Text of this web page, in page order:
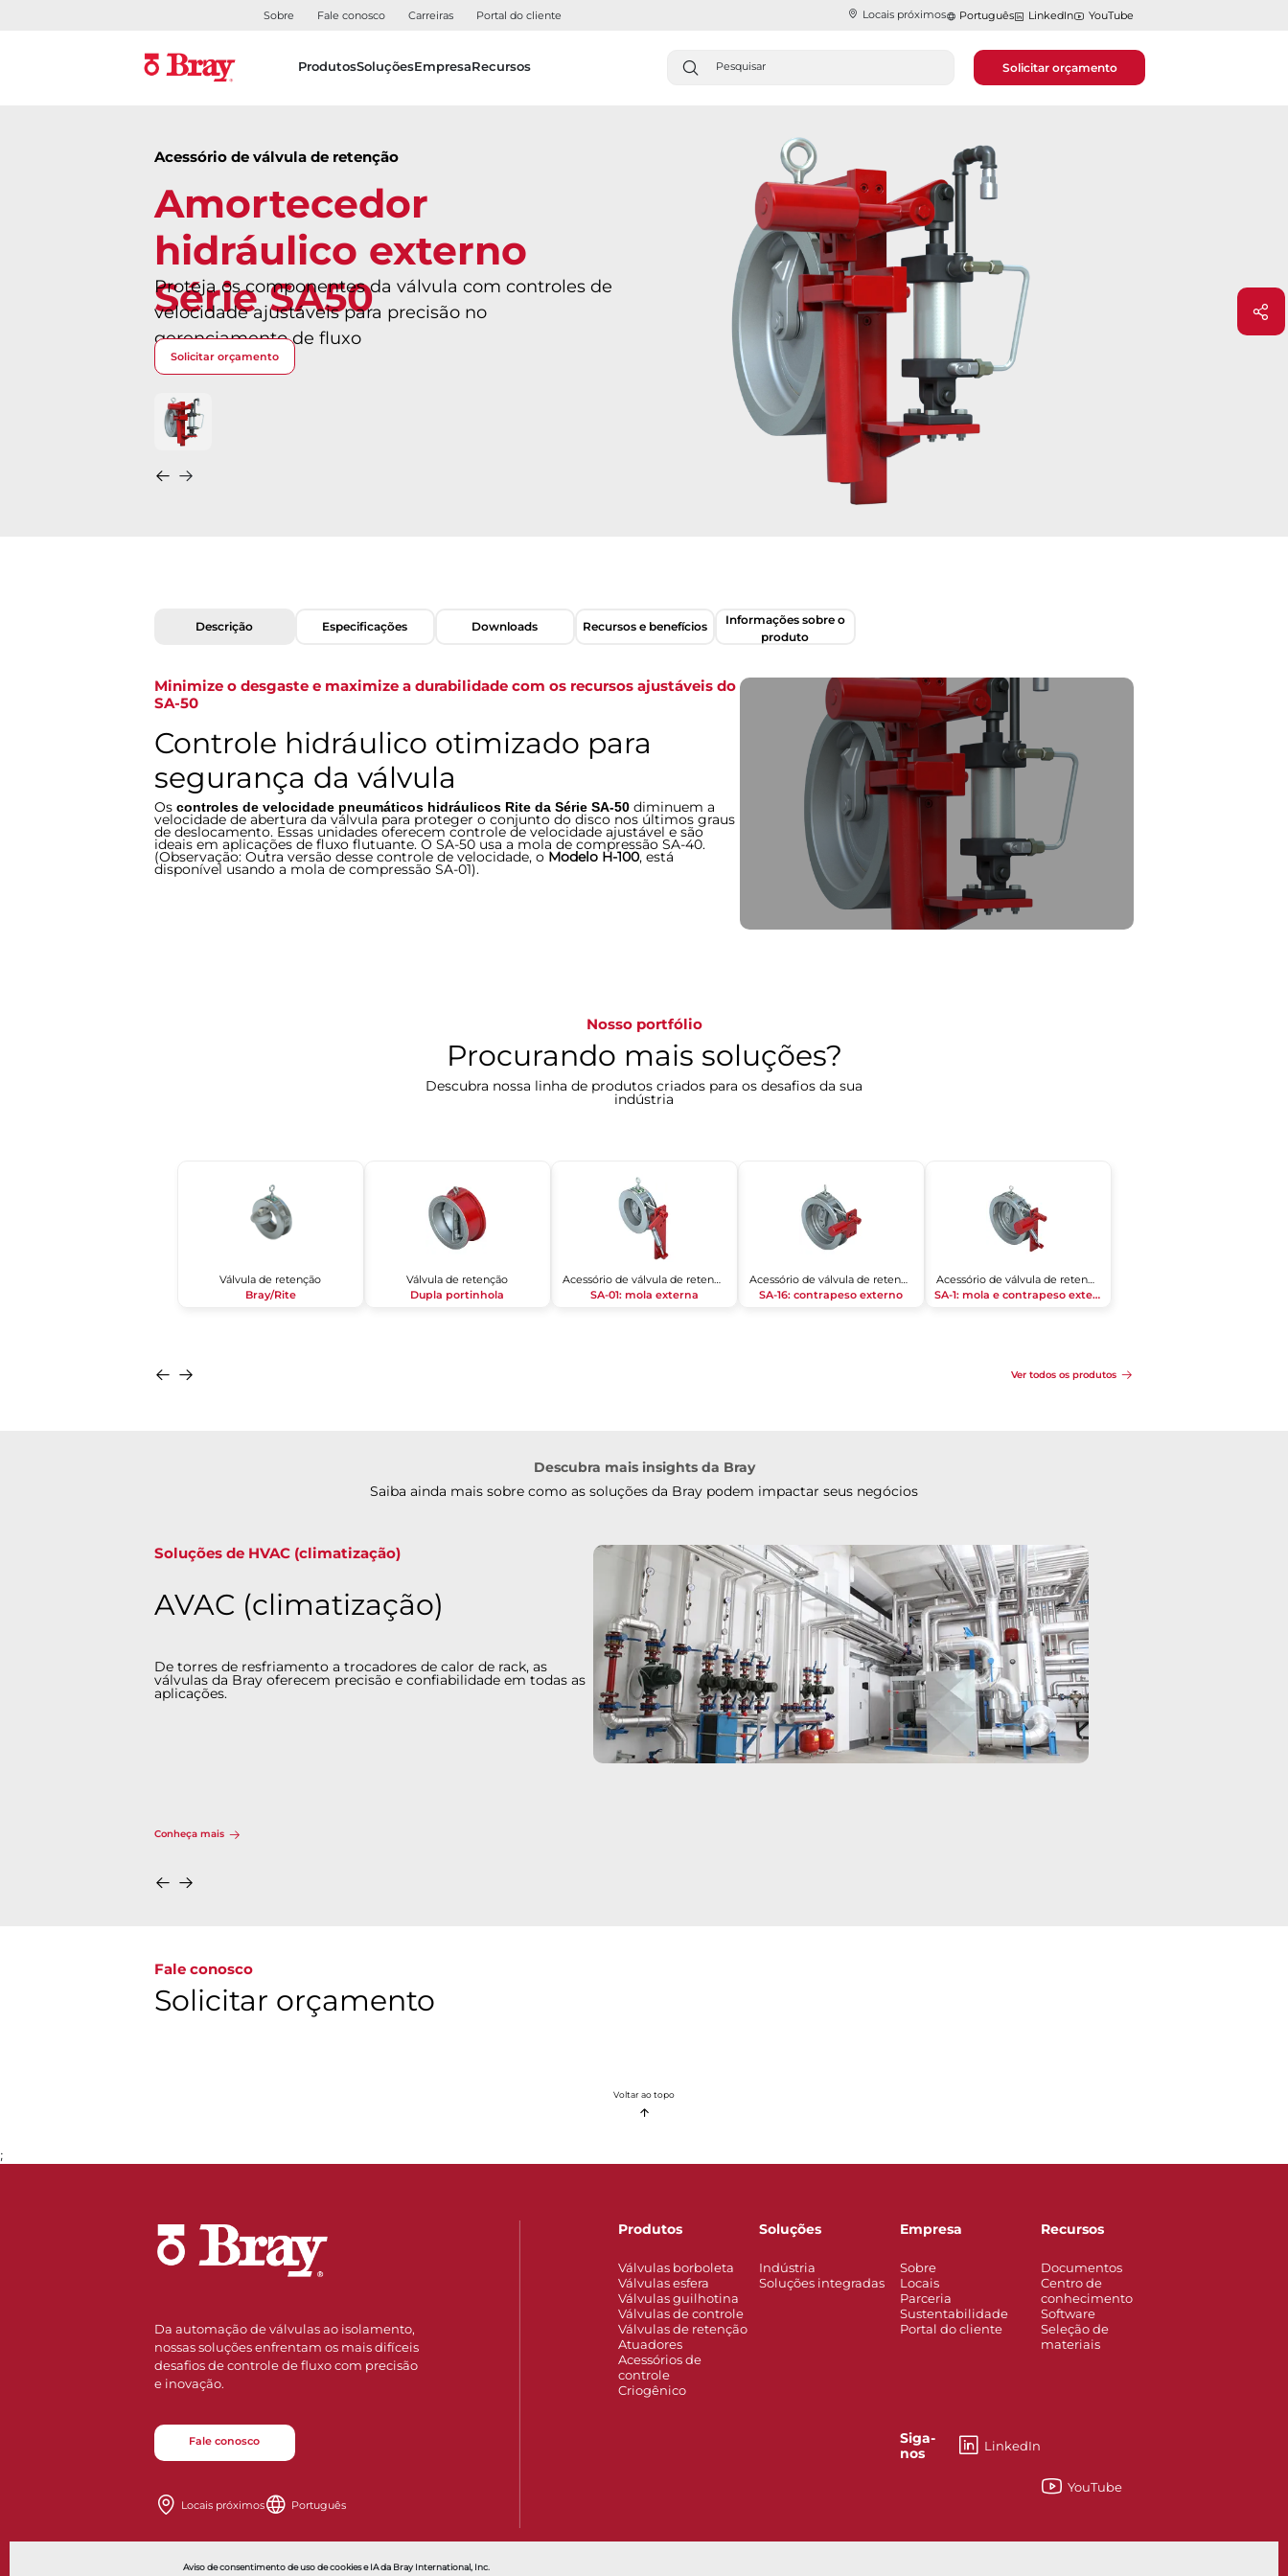
Aviso de consentimento de uso de cookies e IA da Bray International, Inc.
Sobre Fale conosco Carreiras Portal do cliente Locais próximos Português LinkedIn YouTube
ProdutosSoluçõesEmpresaRecursos Solicitar orçamento
Acessório de válvula de retenção
Amortecedor
hidráulico externo
Série SA50
Proteja os componentes da válvula com controles de
velocidade ajustáveis para precisão no
gerenciamento de fluxo
Solicitar orçamento
Descrição Especificações Downloads Recursos e benefícios
Informações sobre o
produto
Minimize o desgaste e maximize a durabilidade com os recursos ajustáveis ​​do
SA-50
Controle hidráulico otimizado para
segurança da válvula
Oscontroles de velocidade pneumáticos hidráulicos Rite da Série SA-50 diminuem a
velocidade de abertura da válvula para proteger o conjunto do disco nos últimos graus
de deslocamento. Essas unidades oferecem controle de velocidade ajustável e são
ideais em aplicações de fluxo flutuante. O SA-50 usa a mola de compressão SA-40.
(Observação: Outra versão desse controle de velocidade, o Modelo H-100, está
disponível usando a mola de compressão SA-01).
Nosso portfólio
Procurando mais soluções?
Descubra nossa linha de produtos criados para os desafios da sua
indústria
Válvula de retenção
Bray/Rite
Válvula de retenção
Dupla portinhola
Acessório de válvula de retenção
SA-01: mola externa
Acessório de válvula de retenção
SA-16: contrapeso externo
Acessório de válvula de retenção
SA-1: mola e contrapeso externos
Ver todos os produtos
Descubra mais insights da Bray
Saiba ainda mais sobre como as soluções da Bray podem impactar seus negócios
Ideal para aplicações comerciais e industriais de HVAC
AVAC (climatização)
A Bray fornece válvulas automatizadas para sistemas HVAC
(climatização) em hospitais, escritórios, escolas, aeroportos, data
centers e muito mais. Ideais para aplicações de isolamento de
resfriadores/caldeiras, unidades de tratamento de ar e
Fale conosco
Solicitar orçamento
Voltar ao topo
;
Da automação de válvulas ao isolamento,
nossas soluções enfrentam os mais difíceis
desafios de controle de fluxo com precisão
e inovação.
Fale conosco
Locais próximos Português
Produtos
Válvulas borboleta
Válvulas esfera
Válvulas guilhotina
Válvulas de controle
Válvulas de retenção
Atuadores
Acessórios de
controle
Criogênico
Soluções
Indústria
Soluções integradas
Empresa
Sobre
Locais
Parceria
Sustentabilidade
Portal do cliente
Siga-
nos
LinkedIn
Recursos
Documentos
Centro de
conhecimento
Software
Seleção de
materiais
YouTube
Also of Interest Comutador de limitação externo da Série SA2